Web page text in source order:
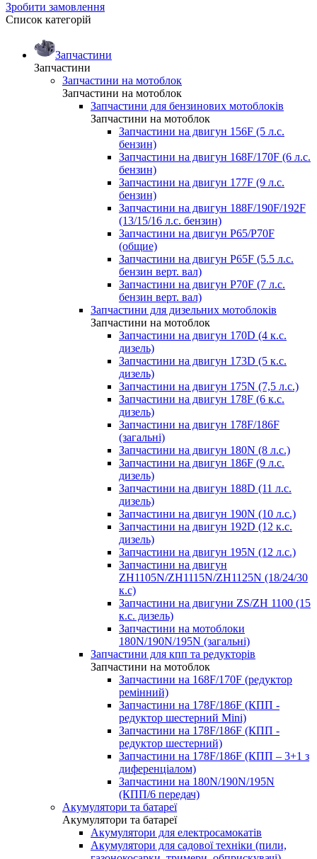
Зробити замовлення
Список категорій
Запчастини
Запчастини
Запчастини на мотоблок
Запчастини на мотоблок
Запчастини для бензинових мотоблоків
Запчастини на мотоблок
Запчастини на двигун 156F (5 л.с.
бензин)
Запчастини на двигун 168F/170F (6 л.с.
бензин)
Запчастини на двигун 177F (9 л.с.
бензин)
Запчастини на двигун 188F/190F/192F
(13/15/16 л.с. бензин)
Запчастини на двигун P65/P70F
(общие)
Запчастини на двигун P65F (5.5 л.с.
бензин верт. вал)
Запчастини на двигун P70F (7 л.с.
бензин верт. вал)
Запчастини для дизельних мотоблоків
Запчастини на мотоблок
Запчастини на двигун 170D (4 к.с.
дизель)
Запчастини на двигун 173D (5 к.с.
дизель)
Запчастини на двигун 175N (7,5 л.с.)
Запчастини на двигун 178F (6 к.с.
дизель)
Запчастини на двигун 178F/186F
(загальні)
Запчастини на двигун 180N (8 л.с.)
Запчастини на двигун 186F (9 л.с.
дизель)
Запчастини на двигун 188D (11 л.с.
дизель)
Запчастини на двигун 190N (10 л.с.)
Запчастини на двигун 192D (12 к.с.
дизель)
Запчастини на двигун 195N (12 л.с.)
Запчастини на двигун
ZH1105N/ZH1115N/ZH1125N (18/24/30
к.с)
Запчастини на двигуни ZS/ZH 1100 (15
к.с. дизель)
Запчастини на мотоблоки
180N/190N/195N (загальні)
Запчастини для кпп та редукторів
Запчастини на мотоблок
Запчастини на 168F/170F (редуктор
ремінний)
Запчастини на 178F/186F (КПП -
редуктор шестерний Mini)
Запчастини на 178F/186F (КПП -
редуктор шестерний)
Запчастини на 178F/186F (КПП – 3+1 з
диференціалом)
Запчастини на 180N/190N/195N
(КПП/6 передач)
Акумулятори та батареї
Акумулятори та батареї
Акумулятори для електросамокатів
Акумулятори для садової техніки (пили,